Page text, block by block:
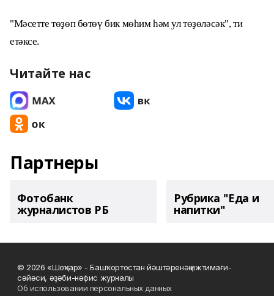
"Мәсетте төҙөп бөтөү бик мөһим һәм ул төҙөләсәк", ти
етәксе.
Читайте нас
Партнеры
Фотобанк
журналистов РБ
Рубрика "Еда и
напитки"
© 2026 «Шоңҡар» - Башҡортостан йәштәренәң ижтимағи-
сәйәси, әҙәби-нәфис журналы
Об использовании персональных данных